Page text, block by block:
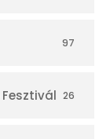
97
26